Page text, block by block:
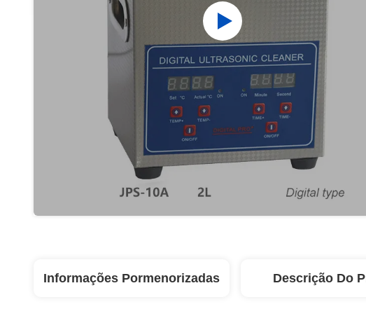
Informações Pormenorizadas Descrição Do